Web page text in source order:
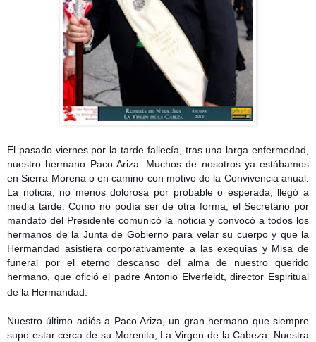
El pasado viernes por la tarde fallecía, tras una larga enfermedad,
nuestro hermano Paco Ariza. Muchos de nosotros ya estábamos
en Sierra Morena o en camino con motivo de la Convivencia anual.
La noticia, no menos dolorosa por probable o esperada, llegó a
media tarde. Como no podía ser de otra forma, el Secretario por
mandato del Presidente comunicó la noticia y convocó a todos los
hermanos de la Junta de Gobierno para velar su cuerpo y que la
Hermandad asistiera corporativamente a las exequias y Misa de
funeral por el eterno descanso del alma de nuestro querido
hermano, que ofició el padre Antonio Elverfeldt, director Espiritual
de la Hermandad.
Nuestro último adiós a Paco Ariza, un gran hermano que siempre
supo estar cerca de su Morenita, La Virgen de la Cabeza. Nuestra